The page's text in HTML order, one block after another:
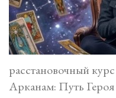
расстановочный
Арканам: Путь Героя